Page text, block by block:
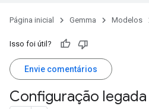
Página inicial Gemma Modelos
Isso foi útil?
Envie comentários
Configuração